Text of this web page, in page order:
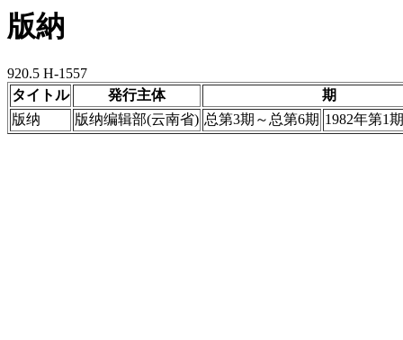
版納
920.5 H-1557
タイトル
発行主体
期
版纳
版纳编辑部(云南省) 总第3期～总第6期 1982年第1